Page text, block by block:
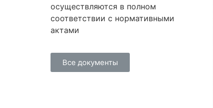
осуществляются в полном
соответствии с нормативными
актами
Все документы